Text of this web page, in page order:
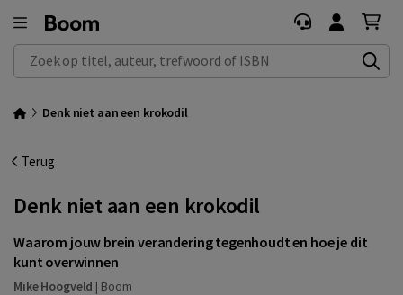
Zoek op titel, auteur, trefwoord of ISBN
Denk niet aan een krokodil
Terug
Denk niet aan een krokodil
Waarom jouw brein verandering tegenhoudt en hoe je dit
kunt overwinnen
Mike Hoogveld | Boom